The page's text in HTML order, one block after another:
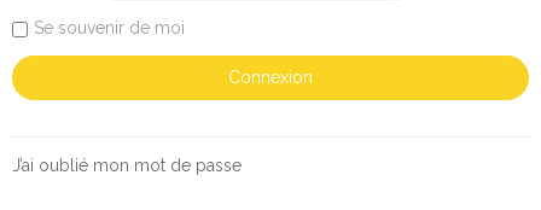
Se souvenir de moi
J’ai oublié mon mot de passe